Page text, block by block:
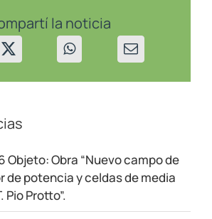
transformadora
Neuquén
Norte
la noticia
Objeto: Obra “Nuevo campo de
de potencia y celdas de media
Pio Protto”.